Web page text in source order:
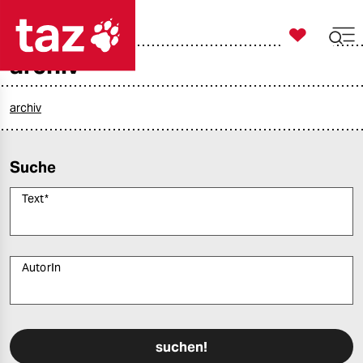
politik
gesellschaft
sport

taz zahl ich
archiv
archiv
Suche
Text*
AutorIn